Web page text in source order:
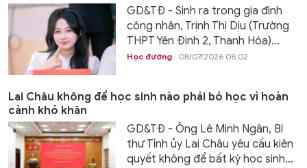
GD&TĐ - Sinh ra trong gia đình
công nhân, Trịnh Thị Dịu (Trường
THPT Yên Định 2, Thanh Hóa)...
Học đường 08/07/2026 08:02
Lai Châu không để học sinh nào phải bỏ học vì hoàn
cảnh khó khăn
GD&TĐ - Ông Lê Minh Ngân, Bí
thư Tỉnh ủy Lai Châu yêu cầu kiên
quyết không để bất kỳ học sinh...